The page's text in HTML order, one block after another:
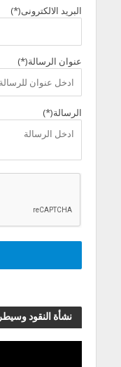
البريد الالكترونى(*)
عنوان الرسالة(*)
الرسالة(*)
نشأة النقود